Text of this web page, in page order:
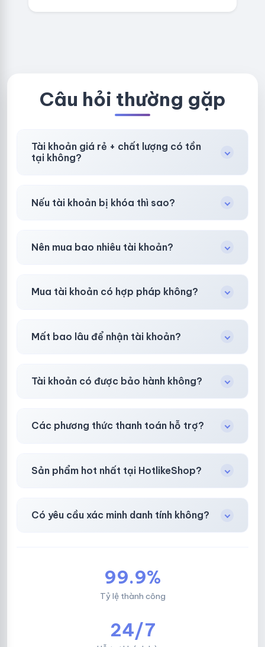
LIVE ADS - VER
COM - CLONE
Câu hỏi thường gặp
Tài khoản giá rẻ + chất lượng có tồn
tại không?
ưu tiên chất lượng, bảo hành hơn là giá rẻ nhất.
Nếu tài khoản bị khóa thì sao?
trợ đổi mới hoặc hoàn 100%.
Nên mua bao nhiêu tài khoản?
phòng.
Mua tài khoản có hợp pháp không?
ràng trước khi bạn mua.
Mất bao lâu để nhận tài khoản?
toán thành công.
Tài khoản có được bảo hành không?
sách công khai.
Các phương thức thanh toán hỗ trợ?
các ví điện tử phổ biến.
Sản phẩm hot nhất tại HotlikeShop?
Có yêu cầu xác minh danh tính không?
99.9%
Tỷ lệ thành công
24/7